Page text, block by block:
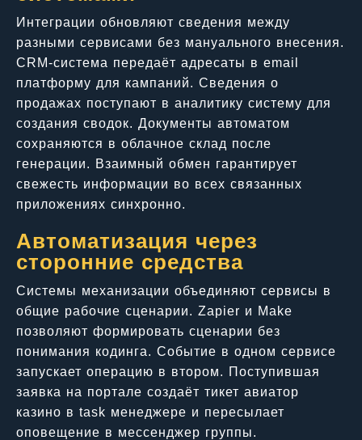
Интеграции обновляют сведения между
разными сервисами без мануального внесения.
CRM-система передаёт адресаты в email
платформу для кампаний. Сведения о
продажах поступают в аналитику систему для
создания сводок. Документы автоматом
сохраняются в облачное склад после
генерации. Взаимный обмен гарантирует
свежесть информации во всех связанных
приложениях синхронно.
Автоматизация через
сторонние средства
Системы механизации объединяют сервисы в
общие рабочие сценарии. Zapier и Make
позволяют формировать сценарии без
понимания кодинга. Событие в одном сервисе
запускает операцию в втором. Поступившая
заявка на портале создаёт тикет авиатор
казино в task менеджере и пересылает
оповещение в мессенджер группы.